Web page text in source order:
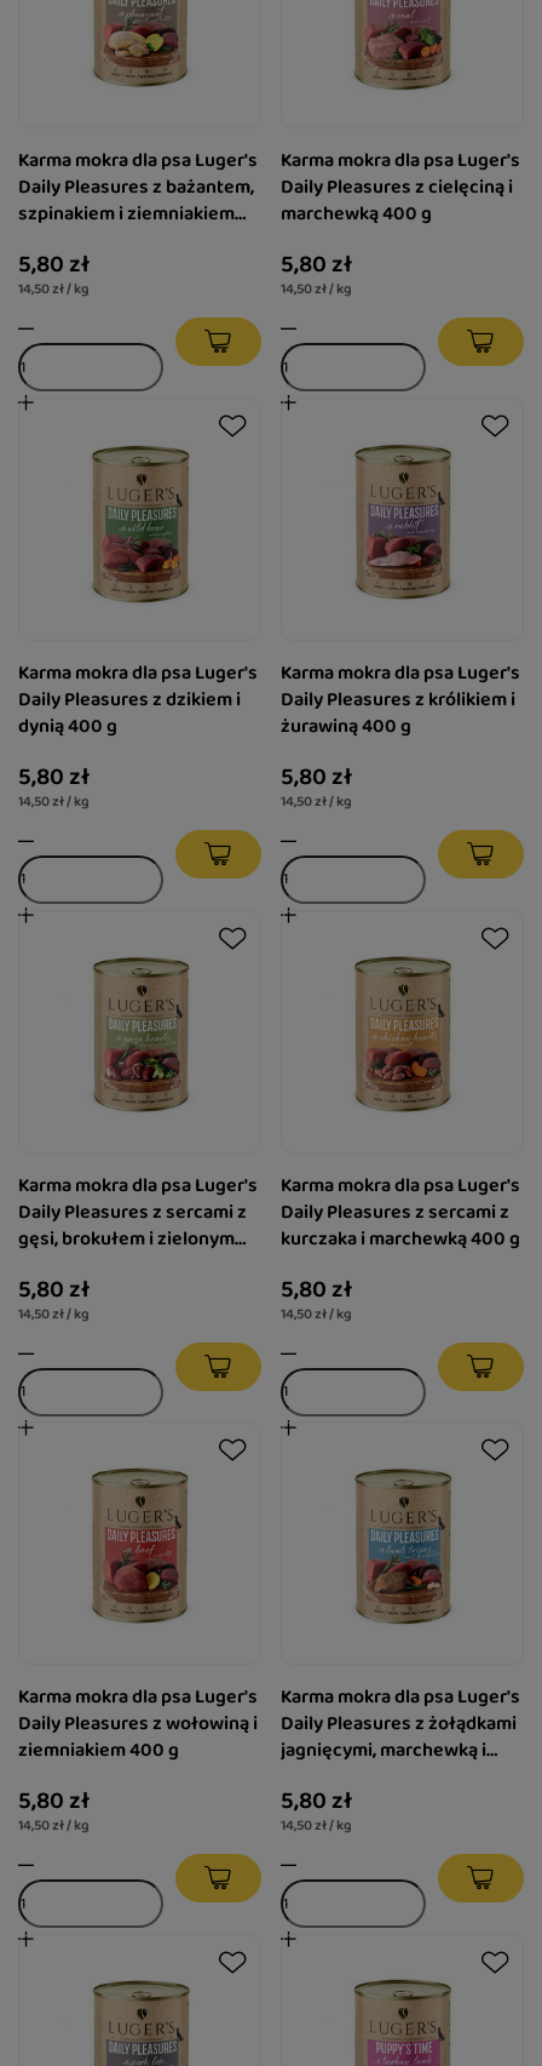
Karma mokra dla psa Luger's
Daily Pleasures z bażantem,
szpinakiem i ziemniakiem
5,80 zł
14,50 zł / kg
Karma mokra dla psa Luger's
Daily Pleasures z cielęciną i
marchewką 400 g
5,80 zł
14,50 zł / kg
Karma mokra dla psa Luger's
Daily Pleasures z dzikiem i
dynią 400 g
5,80 zł
14,50 zł / kg
Karma mokra dla psa Luger's
Daily Pleasures z królikiem i
żurawiną 400 g
5,80 zł
14,50 zł / kg
Karma mokra dla psa Luger's
Daily Pleasures z sercami z
gęsi, brokułem i zielonym
5,80 zł
14,50 zł / kg
Karma mokra dla psa Luger's
Daily Pleasures z sercami z
kurczaka i marchewką 400 g
5,80 zł
14,50 zł / kg
Karma mokra dla psa Luger's
Daily Pleasures z wołowiną i
ziemniakiem 400 g
5,80 zł
14,50 zł / kg
Karma mokra dla psa Luger's
Daily Pleasures z żołądkami
jagnięcymi, marchewką i
5,80 zł
14,50 zł / kg